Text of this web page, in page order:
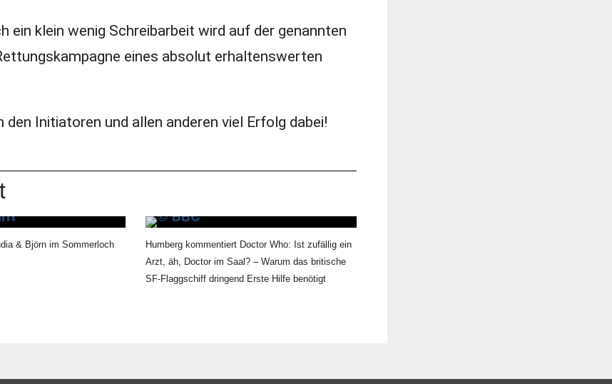
ein klein wenig Schreibarbeit wird auf der genannten
eines absolut erhaltenswerten
Initiatoren und allen anderen viel Erfolg dabei!
& Björn im Sommerloch
Humberg kommentiert Doctor Who: Ist zufällig ein
Arzt, äh, Doctor im Saal? – Warum das britische
SF-Flaggschiff dringend Erste Hilfe benötigt